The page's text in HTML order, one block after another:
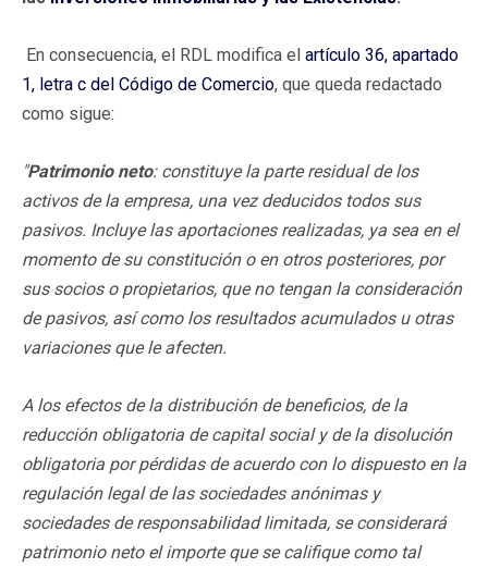
En consecuencia, el RDL modifica el artículo 36, apartado
1, letra c del Código de Comercio, que queda redactado
como sigue:
"Patrimonio neto: constituye la parte residual de los
activos de la empresa, una vez deducidos todos sus
pasivos. Incluye las aportaciones realizadas, ya sea en el
momento de su constitución o en otros posteriores, por
sus socios o propietarios, que no tengan la consideración
de pasivos, así como los resultados acumulados u otras
variaciones que le afecten.
A los efectos de la distribución de beneficios, de la
reducción obligatoria de capital social y de la disolución
obligatoria por pérdidas de acuerdo con lo dispuesto en la
regulación legal de las sociedades anónimas y
sociedades de responsabilidad limitada, se considerará
patrimonio neto el importe que se califique como tal